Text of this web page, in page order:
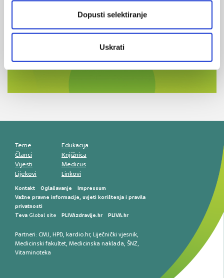
Dopusti selektiranje
Uskrati
ZA LIJEČNIKE
Novi pogled na migrenu: komorbiditeti, spolne
razlike i nove terapije
smetnji do rane onkološke dijagnostike
ZA LJEKARNIKE
Antikoagulansi u ljekarničkoj praksi –
Teme
Članci
Vijesti
Lijekovi
Edukacija
Knjižnica
Medicus
Linkovi
Kontakt Oglašavanje
Impressum
Važne pravne informacije, uvjeti korištenja i pravila
privatnosti
Teva Global site PLIVAzdravlje.hr PLIVA.hr
Partneri: CMJ, HPD, kardio.hr, Liječnički vjesnik,
Medicinski fakultet, Medicinska naklada, ŠNZ,
Vitaminoteka